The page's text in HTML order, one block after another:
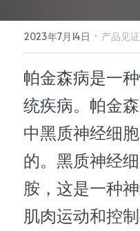
2023年7月14日 · 产品见证
帕金森病是一
统疾病。帕金
中黑质神经细
的。黑质神经
胺，这是一种
肌肉运动和控